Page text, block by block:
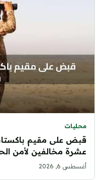
محليات
قبض على مقيم
عشرة مخالفين لأمن
أغسطس 6, 2026